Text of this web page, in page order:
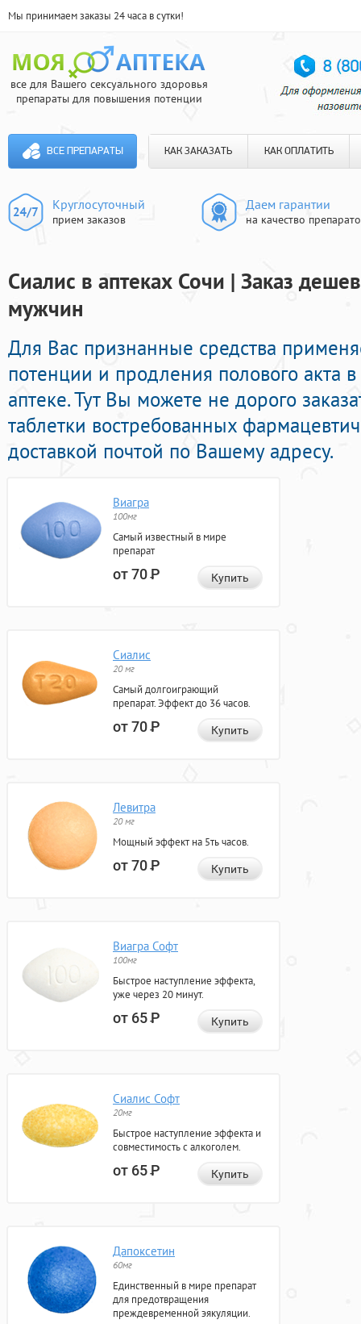
Мы принимаем заказы 24 часа в сутки!
все для Вашего сексуального здоровья
препараты для повышения потенции
ВСЕ ПРЕПАРАТЫ КАК ЗАКАЗАТЬ КАК ОПЛАТИТЬ
Круглосуточный
прием заказов
Даем гарантии
на качество
Сиалис в аптеках Сочи | Заказ
мужчин
Для Вас признанные средства
потенции и продления полового акта
аптеке. Тут Вы можете не дорого
таблетки востребованных
доставкой почтой по Вашему адресу.
Виагра
100мг
Самый известный в мире
препарат
от 70Р Купить
Сиалис
20 мг
Самый долгоиграющий
препарат. Эффект до 36 часов.
от 70Р Купить
Левитра
20 мг
Мощный эффект на 5ть часов.
от 70Р Купить
Виагра Софт
100мг
Быстрое наступление эффекта,
уже через 20 минут.
от 65Р Купить
Сиалис Софт
20мг
Быстрое наступление эффекта и
совместимость с алкоголем.
от 65Р Купить
Дапоксетин
60мг
Единственный в мире препарат
для предотвращения
преждевременной эякуляции.